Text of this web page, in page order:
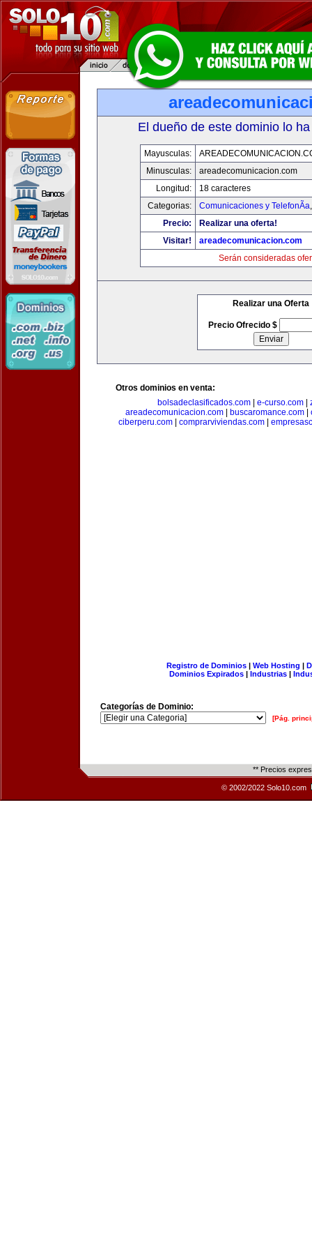
El dueño de este dominio lo
Mayusculas:
Minusculas:
areadecomunicacion.com
Longitud:
18 caracteres
Categorias:
Comunicaciones y TelefonÃ­a
Precio:
Realizar una oferta!
Visitar!
areadecomunicacion.com
Serán consideradas
Realizar una Oferta
Precio Ofrecido $
Otros dominios en venta:
bolsadeclasificados.com
e-curso.com
areadecomunicacion.com| buscaromance.com|
ciberperu.com
comprarviviendas.com
Registro de Dominios| Web Hosting |
Dominios Expirados | Industrias |
Categorías de Dominio:
[Pág.
** Precios
© 2002/2022 Solo10.com